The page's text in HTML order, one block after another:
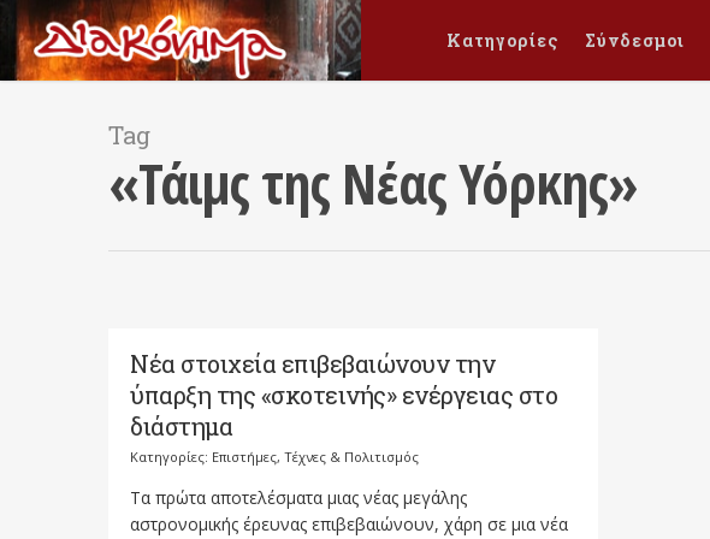
Κατηγορίες Σύνδεσμοι
Tag
«Τάιμς της Νέας Υόρκης»
Νέα στοιχεία επιβεβαιώνουν την
ύπαρξη της «σκοτεινής» ενέργειας στο
διάστημα
Κατηγορίες: Επιστήμες, Τέχνες & Πολιτισμός
Τα πρώτα αποτελέσματα μιας νέας μεγάλης
αστρονομικής έρευνας επιβεβαιώνουν, χάρη σε μια νέα